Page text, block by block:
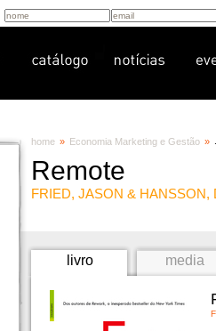
home » Economia Marketing e Gestão »
Remote
FRIED, JASON & HANSSON,
livro media